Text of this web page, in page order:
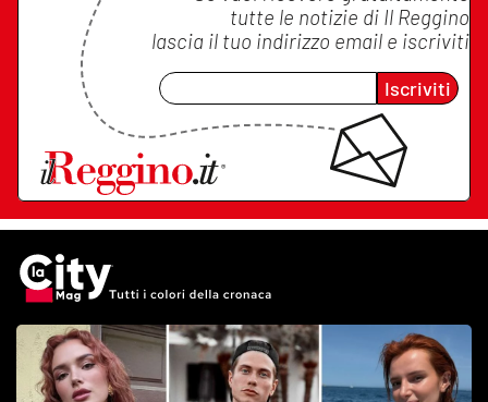
tutte le notizie di Il Reggino
lascia il tuo indirizzo email e iscriviti
Iscriviti